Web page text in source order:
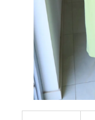
TMAVĚ BÉŽOVÁ